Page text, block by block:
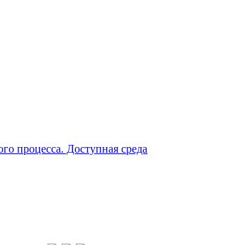
процесса. Доступная среда